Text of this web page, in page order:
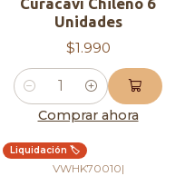
nivel.Unidades
$1.990
Cantidad
Comprar ahora
Agotado
Liquidación 🏷️
VWHK70010|